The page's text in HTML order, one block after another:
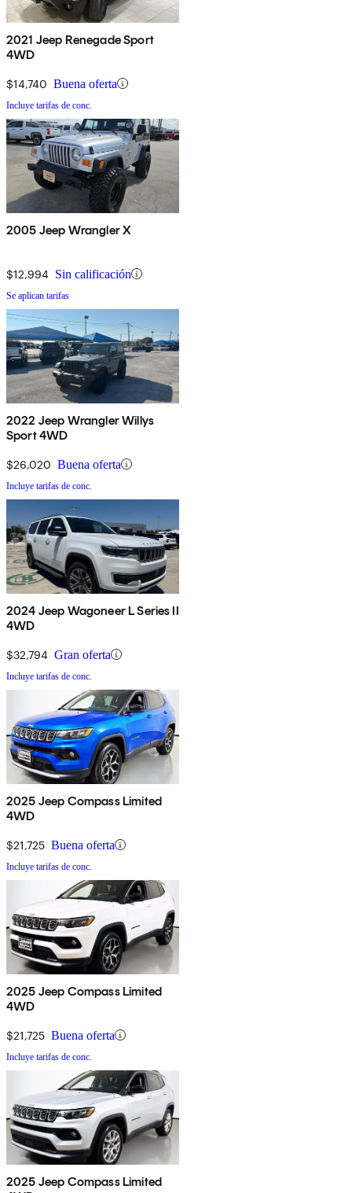
2021 Jeep Renegade Sport
4WD
$14,740 Buena oferta
Incluye tarifas de conc.
2005 Jeep Wrangler X
$12,994 Sin calificación
Se aplican tarifas
2022 Jeep Wrangler Willys
Sport 4WD
$26,020 Buena oferta
Incluye tarifas de conc.
2024 Jeep Wagoneer L Series II
4WD
$32,794 Gran oferta
Incluye tarifas de conc.
2025 Jeep Compass Limited
4WD
$21,725 Buena oferta
Incluye tarifas de conc.
2025 Jeep Compass Limited
4WD
$21,725 Buena oferta
Incluye tarifas de conc.
2025 Jeep Compass Limited